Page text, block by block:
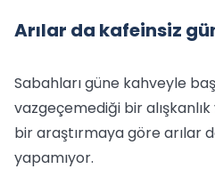
Arılar da kafeinsiz
Sabahları güne kahveyle
vazgeçemediği bir
bir araştırmaya göre arılar
yapamıyor.